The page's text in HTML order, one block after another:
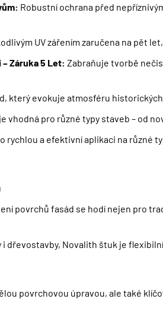
Robustní ochrana před
UV zářením zaručena na pět
Záruka 5 Let: Zabraňuje tvorbě
který evokuje atmosféru
vhodná pro různé typy staveb – od
rychlou a efektivní aplikaci na různé
povrchů fasád se hodí nejen pro
i dřevostavby, Novalith štuk je
povrchovou úpravou, ale také
KABE Farben.
osobních údajů